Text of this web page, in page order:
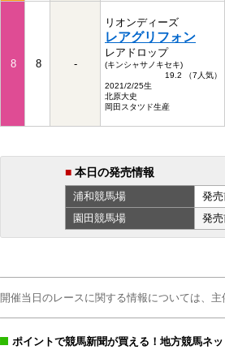
8 8 -
リオンディーズ
レアグリフォン
レアドロップ
(キンシャサノキセキ)
19.2 （7人気）
2021/2/25生
北原大史
岡田スタツド生産
■ 本日の発売情報
浦和競馬場 発
園田競馬場 発
開催当日のレースに関する情報については、主
ポイントで競馬新聞が買える！地方競馬ネ